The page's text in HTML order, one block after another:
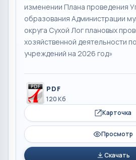
изменении Плана проведения
образования Администрации
округа Сухой Лог плановых
хозяйственной деятельности
учреждений на 2026 год»
PDF
120 Кб
Карточка
Просмотр
Скачать